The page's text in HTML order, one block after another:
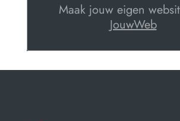
Maak jouw eigen
JouwWeb